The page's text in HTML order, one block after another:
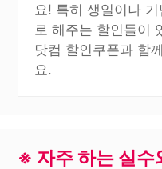
요! 특히 생일이나
로 해주는 할인들이
닷컴 할인쿠폰과 함
요.
※ 자주 하는 실수